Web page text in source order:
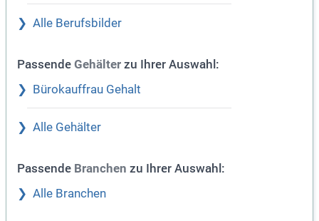
Alle Berufsbilder
Passende Gehälter zu Ihrer Auswahl:
Bürokauffrau Gehalt
Alle Gehälter
Passende Branchen zu Ihrer Auswahl:
Alle Branchen